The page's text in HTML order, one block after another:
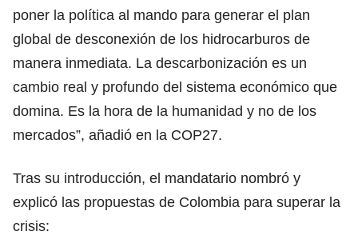
poner la política al mando para generar el plan
global de desconexión de los hidrocarburos de
manera inmediata. La descarbonización es un
cambio real y profundo del sistema económico que
domina. Es la hora de la humanidad y no de los
mercados”, añadió en la COP27.
Tras su introducción, el mandatario nombró y
explicó las propuestas de Colombia para superar la
crisis: